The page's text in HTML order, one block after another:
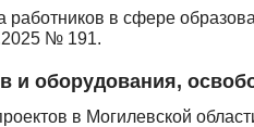
в сфере
№ 191.
и оборудования,
в Могилевской